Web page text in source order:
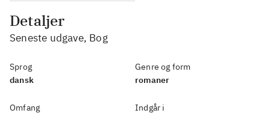
Detaljer
Seneste udgave, Bog
Sprog
dansk
Omfang
Genre og form
romaner
Indgår i